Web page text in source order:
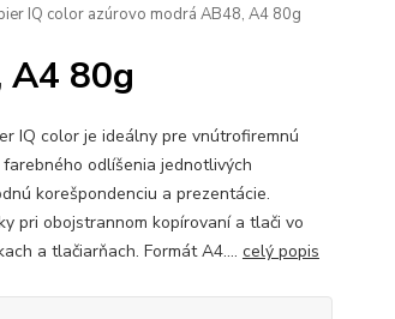
IQ color azúrovo modrá AB48, A4 80g
A4 80g
IQ color je ideálny pre vnútrofiremnú
odlíšenia jednotlivých
korešpondenciu a prezentácie.
pri obojstrannom kopírovaní a tlači vo
a tlačiarňach. Formát A4.... celý popis